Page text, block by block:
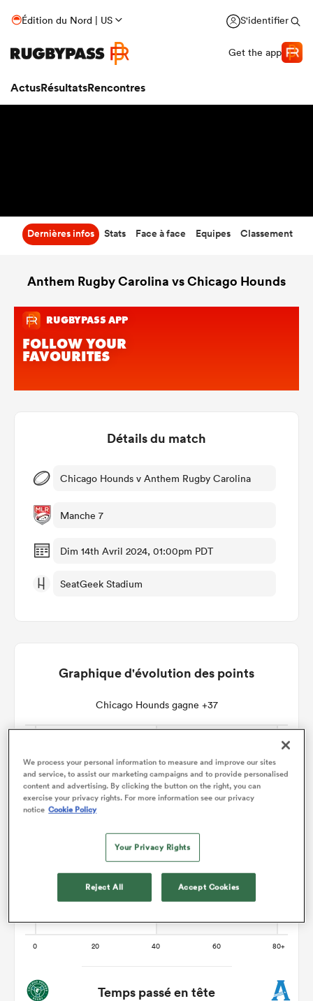
Édition du Nord | US S'identifier
Get the app
ActusRésultatsRencontres
Dernières infos Stats Face à face Equipes Classement
Anthem Rugby Carolina vs Chicago Hounds
Détails du match
Chicago Hounds v Anthem Rugby Carolina
Manche 7
Dim 14th Avril 2024, 01:00pm PDT
SeatGeek Stadium
Graphique d'évolution des points
Chicago Hounds gagne +37
Temps passé en tête
We process your personal information to measure and improve our sites
and service, to assist our marketing campaigns and to provide personalised
content and advertising. By clicking the button on the right, you can
exercise your privacy rights. For more information see our privacy
notice Cookie Policy
Your Privacy Rights
Reject All Accept Cookies